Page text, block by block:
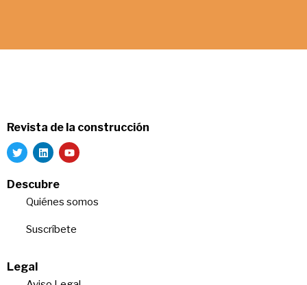
Revista de la construcción
Descubre
Quiénes somos
Suscríbete
Legal